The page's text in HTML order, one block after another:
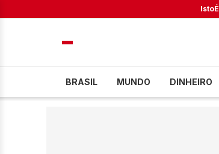
IstoÉ
BRASIL MUNDO DINHEIRO